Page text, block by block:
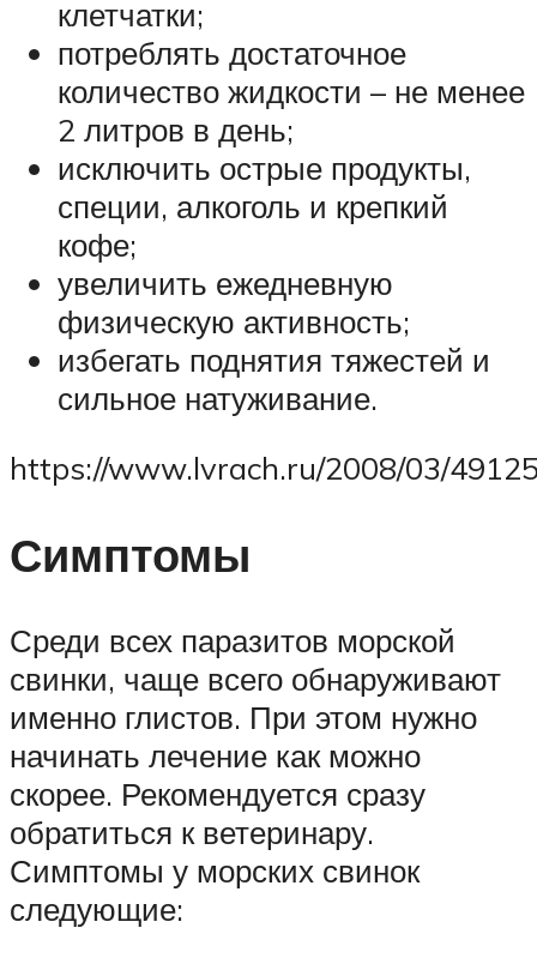
клетчатки;
потреблять достаточное
количество жидкости – не менее
2 литров в день;
исключить острые продукты,
специи, алкоголь и крепкий
кофе;
увеличить ежедневную
физическую активность;
избегать поднятия тяжестей и
сильное натуживание.
https://www.lvrach.ru/2008/03/
Симптомы
Среди всех паразитов морской
свинки, чаще всего обнаруживают
именно глистов. При этом нужно
начинать лечение как можно
скорее. Рекомендуется сразу
обратиться к ветеринару.
Симптомы у морских свинок
следующие: